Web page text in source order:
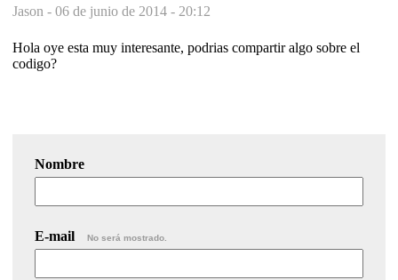
Jason - 06 de junio de 2014 - 20:12
Hola oye esta muy interesante, podrias compartir algo sobre el
codigo?
Nombre
E-mail No será mostrado.